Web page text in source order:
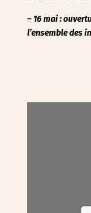
– 16 mai :
l’ensemble des